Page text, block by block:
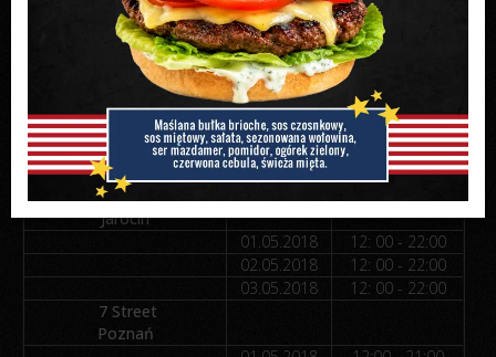
Miasto Data
Godziny
otwarcia
7 Street
Elbląg
30.04.2018
12:00 - 18:00
01.05.2018
zamknięte
02.05.2018
12:00 - 22:00
03.05.2018
12:00 - 22:00
7 Street
Jarocin
01.05.2018
12: 00 - 22:00
02.05.2018
12: 00 - 22:00
03.05.2018
12: 00 - 22:00
7 Street
Poznań